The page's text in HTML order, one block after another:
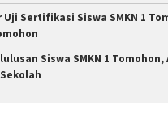
Uji Sertifikasi Siswa SMKN 1
Siswa SMKN 1 Tomohon,